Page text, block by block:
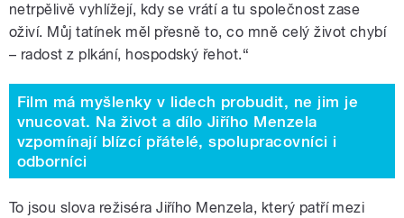
netrpělivě vyhlížejí, kdy se vrátí a tu společnost zase
oživí. Můj tatínek měl přesně to, co mně celý život chybí
– radost z plkání, hospodský řehot.“
Film má myšlenky v lidech probudit, ne jim je
vnucovat. Na život a dílo Jiřího Menzela
vzpomínají blízcí přátelé, spolupracovníci i
odborníci
To jsou slova režiséra Jiřího Menzela, který patří mezi